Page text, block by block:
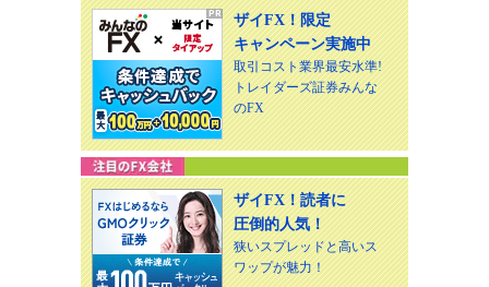
ザイFX！限定
キャンペーン実施中
取引コスト業界最安水準!
トレイダーズ証券みんな
のFX
ザイFX！読者に
圧倒的人気！
狭いスプレッドと高いス
ワップが魅力！